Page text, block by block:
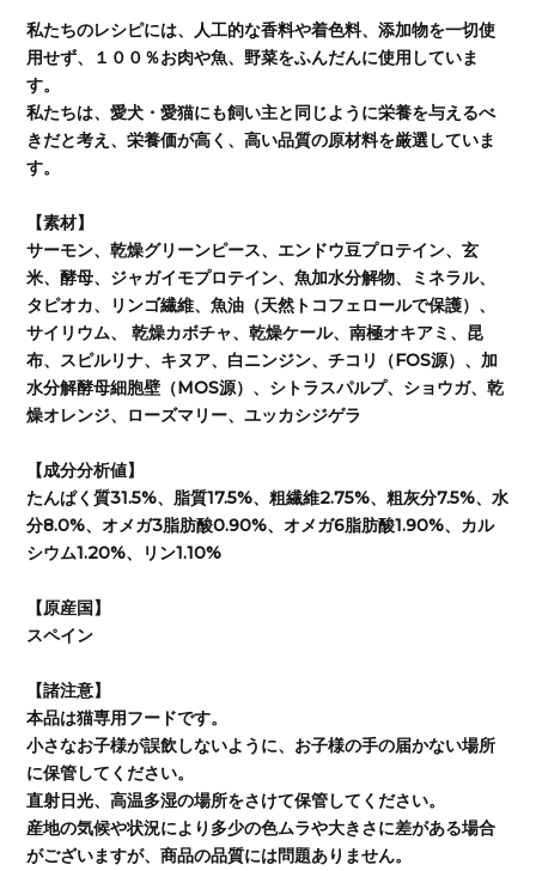
私たちのレシピには、人工的な香料や着色料、添加物を一切使
用せず、１００％お肉や魚、野菜をふんだんに使用していま
す。
私たちは、愛犬・愛猫にも飼い主と同じように栄養を与えるべ
きだと考え、栄養価が高く、高い品質の原材料を厳選していま
す。
【素材】
サーモン、乾燥グリーンピース、エンドウ豆プロテイン、玄
米、酵母、ジャガイモプロテイン、魚加水分解物、ミネラル、
タピオカ、リンゴ繊維、魚油（天然トコフェロールで保護）、
サイリウム、 乾燥カボチャ、乾燥ケール、南極オキアミ、昆
布、スピルリナ、キヌア、白ニンジン、チコリ（FOS源）、加
水分解酵母細胞壁（MOS源）、シトラスパルプ、ショウガ、乾
燥オレンジ、ローズマリー、ユッカシジゲラ
【成分分析値】
たんぱく質31.5%、脂質17.5%、粗繊維2.75%、粗灰分7.5%、水
分8.0%、オメガ3脂肪酸0.90%、オメガ6脂肪酸1.90%、カル
シウム1.20%、リン1.10%
【原産国】
スペイン
【諸注意】
本品は猫専用フードです。
小さなお子様が誤飲しないように、お子様の手の届かない場所
に保管してください。
直射日光、高温多湿の場所をさけて保管してください。
産地の気候や状況により多少の色ムラや大きさに差がある場合
がございますが、商品の品質には問題ありません。